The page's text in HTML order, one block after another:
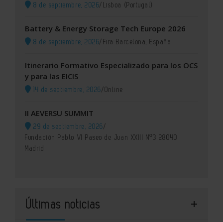
8 de septiembre, 2026/Lisboa (Portugal)
Battery & Energy Storage Tech Europe 2026
8 de septiembre, 2026/Fira Barcelona, España
Itinerario Formativo Especializado para los OCS
y para las EICIS
14 de septiembre, 2026/Online
II AEVERSU SUMMIT
29 de septiembre, 2026/
Fundación Pablo VI Paseo de Juan XXIII Nº3 28040
Madrid
Últimas noticias